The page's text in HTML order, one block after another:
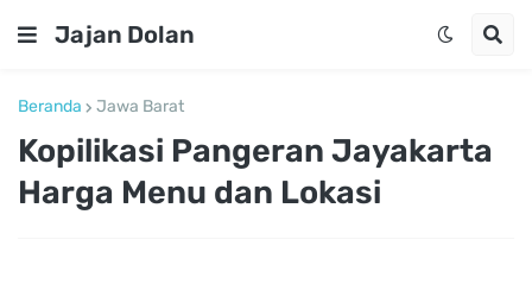
Jajan Dolan
Beranda Jawa Barat
Kopilikasi Pangeran Jayakarta
Harga Menu dan Lokasi